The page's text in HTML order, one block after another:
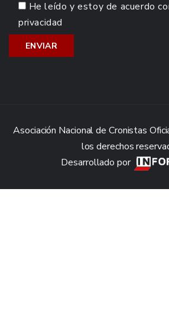
He leído y estoy de acuerdo
privacidad
Asociación Nacional de Cronistas
los derechos
Desarrollado por